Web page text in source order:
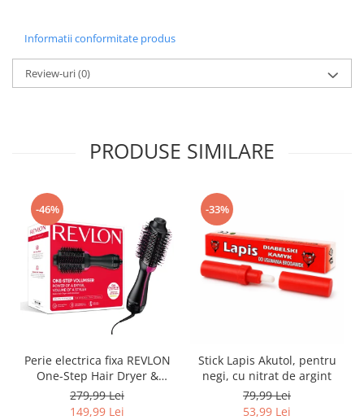
Informatii conformitate produs
Review-uri(0)
PRODUSE SIMILARE
-46%
Perie electrica fixa REVLON
One-Step Hair Dryer &
Volumizer, RVDR5222E2,
pentru par mediu si lung
279,99 Lei
149,99 Lei
-33%
Stick Lapis Akutol, pentru
negi, cu nitrat de argint
79,99 Lei
53,99 Lei